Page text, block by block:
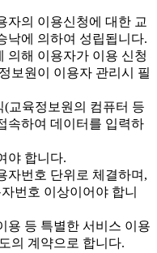
의 이용신청에 대한 교
낙에 의하여 성립됩니다.
의해 이용자가 이용 신청
보원이 이용자 관리시 필
교육정보원의 컴퓨터 등
속하여 데이터를 입력하
야 합니다.
번호 단위로 체결하며,
번호 이상이어야 합니
등 특별한 서비스 이용
의 계약으로 합니다.